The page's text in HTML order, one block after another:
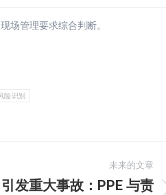
场管理要求综合判断。
险识别
未来的文章
发重大事故：PPE 与责